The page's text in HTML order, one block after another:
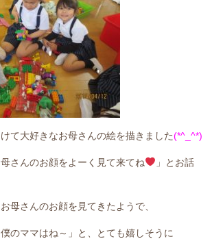
て大好きなお母さんの絵を描きました(*^_^*)
さんのお顔をよーく見て来てね
」とお話
母さんのお顔を見てきたようで、
僕のママはね～」と、とても嬉しそうに